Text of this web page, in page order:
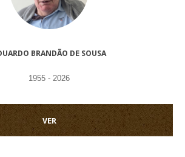
BRANDÃO DE SOUSA
1955 - 2026
VER